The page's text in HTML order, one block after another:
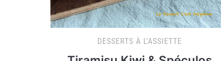
DESSERTS À L'ASSIETTE